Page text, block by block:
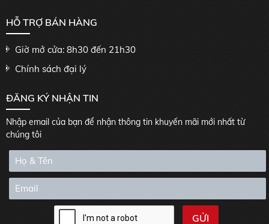
HỖ TRỢ BÁN HÀNG
Giờ mở cửa: 8h30 đến 21h30
Chính sách đại lý
ĐĂNG KÝ NHẬN TIN
Nhập email của bạn để nhận thông tin khuyến mãi mới nhất từ
chúng tôi